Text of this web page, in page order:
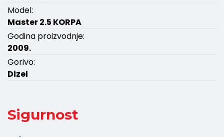
Model:
Master 2.5 KORPA
Godina proizvodnje:
2009.
Gorivo:
Dizel
Sigurnost